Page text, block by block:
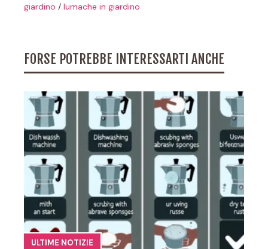
giardino / lumache in giardino
FORSE POTREBBE INTERESSARTI ANCHE
ULTIME NOTIZIE